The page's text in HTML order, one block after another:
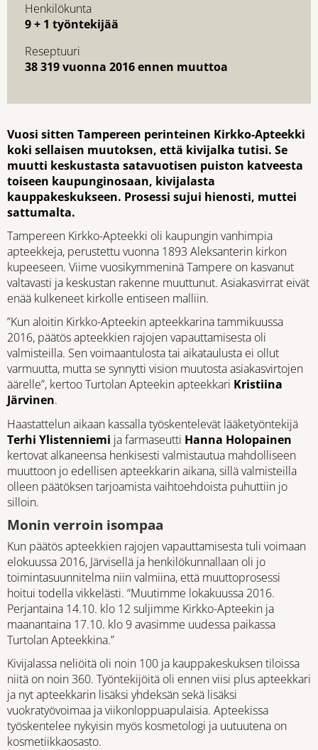
Henkilökunta
9 + 1 työntekijää
Reseptuuri
38 319 vuonna 2016 ennen muuttoa
Vuosi sitten Tampereen perinteinen Kirkko-Apteekki
koki sellaisen muutoksen, että kivijalka tutisi. Se
muutti keskustasta satavuotisen puiston katveesta
toiseen kaupunginosaan, kivijalasta
kauppakeskukseen. Prosessi sujui hienosti, muttei
sattumalta.
Tampereen Kirkko-Apteekki oli kaupungin vanhimpia
apteekkeja, perustettu vuonna 1893 Aleksanterin kirkon
kupeeseen. Viime vuosikymmeninä Tampere on kasvanut
valtavasti ja keskustan rakenne muuttunut. Asiakasvirrat eivät
enää kulkeneet kirkolle entiseen malliin.
”Kun aloitin Kirkko-Apteekin apteekkarina tammikuussa
2016, päätös apteekkien rajojen vapauttamisesta oli
valmisteilla. Sen voimaantulosta tai aikataulusta ei ollut
varmuutta, mutta se synnytti vision muutosta asiakasvirtojen
äärelle”, kertoo Turtolan Apteekin apteekkari Kristiina
Järvinen.
Haastattelun aikaan kassalla työskentelevät lääketyöntekijä
Terhi Ylistenniemi ja farmaseutti Hanna Holopainen
kertovat alkaneensa henkisesti valmistautua mahdolliseen
muuttoon jo edellisen apteekkarin aikana, sillä valmisteilla
olleen päätöksen tarjoamista vaihtoehdoista puhuttiin jo
silloin.
Monin verroin isompaa
Kun päätös apteekkien rajojen vapauttamisesta tuli voimaan
elokuussa 2016, Järvisellä ja henkilökunnallaan oli jo
toimintasuunnitelma niin valmiina, että muuttoprosessi
hoitui todella vikkelästi. “Muutimme lokakuussa 2016.
Perjantaina 14.10. klo 12 suljimme Kirkko-Apteekin ja
maanantaina 17.10. klo 9 avasimme uudessa paikassa
Turtolan Apteekkina.”
Kivijalassa neliöitä oli noin 100 ja kauppakeskuksen tiloissa
niitä on noin 360. Työntekijöitä oli ennen viisi plus apteekkari
ja nyt apteekkarin lisäksi yhdeksän sekä lisäksi
vuokratyövoimaa ja viikonloppuapulaisia. Apteekissa
työskentelee nykyisin myös kosmetologi ja uutuutena on
kosmetiikkaosasto.